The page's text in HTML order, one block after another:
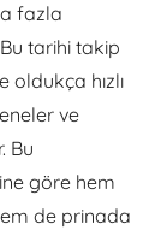
fazla
tarihi takip
oldukça hızlı
ve
Bu
göre hem
de prinada